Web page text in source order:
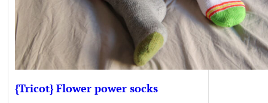
{Tricot} Flower power socks